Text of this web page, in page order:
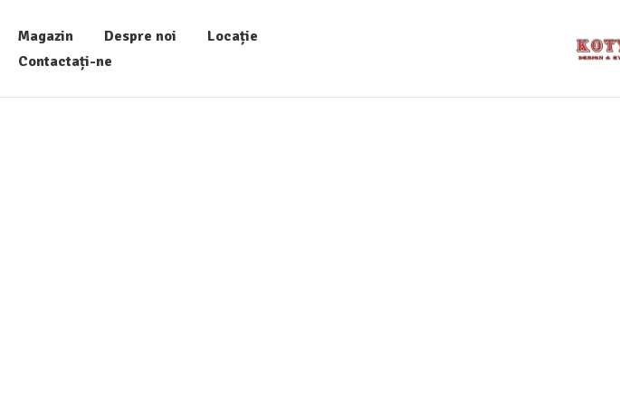
Magazin Despre noi
Locație
Contactați-ne